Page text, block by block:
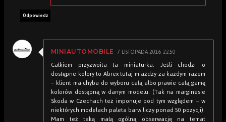
Odpowiedz
MINIAUTOMOBILE 7 LISTOPADA 2016 22:50
Całkiem przyzwoita ta miniaturka. Jeśli chodzi o
dostępne kolory to Abrex tutaj miażdży za każdym razem
– klient ma chyba do wyboru całą albo prawie całą gamę
kolorów dostępną w danym modelu. (Tak na marginesie
Skoda w Czechach też imponuje pod tym względem – w
niektórych modelach paleta barw liczy ponad 50 pozycji).
Mam też taką małą ogólną obserwację na temat